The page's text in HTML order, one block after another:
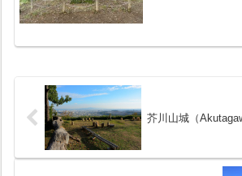
る天然の岩壁と吾...
芥川山城（